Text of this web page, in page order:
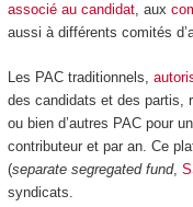
associé au candidat, aux
aussi à différents comités
Les PAC traditionnels,
des candidats et des partis,
ou bien d’autres PAC pour
contributeur et par an. Ce
(separate segregated fund,
syndicats.